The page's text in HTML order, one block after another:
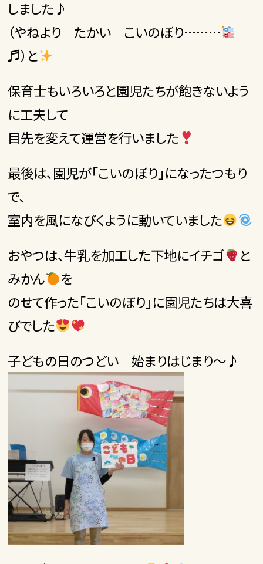
しました♪
（やねより たかい こいのぼり………
♬）と
保育士もいろいろと園児たちが飽きないよう
に工夫して
目先を変えて運営を行いました
最後は、園児が「こいのぼり」になったつもり
で、
室内を風になびくように動いていました
おやつは、牛乳を加工した下地にイチゴ
と
みかん
を
のせて作った「こいのぼり」に園児たちは大喜
びでした
子どもの日のつどい 始まりはじまり～♪